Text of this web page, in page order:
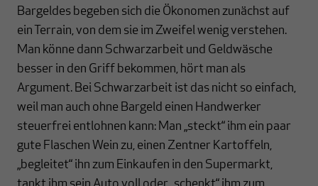
Bargeldes begeben sich die Ökonomen zunächst auf
ein Terrain, von dem sie im Zweifel wenig verstehen.
Man könne dann Schwarzarbeit und Geldwäsche
besser in den Griff bekommen, hört man als
Argument. Bei Schwarzarbeit ist das nicht so einfach,
weil man auch ohne Bargeld einen Handwerker
steuerfrei entlohnen kann: Man „steckt“ ihm ein paar
gute Flaschen Wein zu, einen Zentner Kartoffeln,
„begleitet“ ihn zum Einkaufen in den Supermarkt,